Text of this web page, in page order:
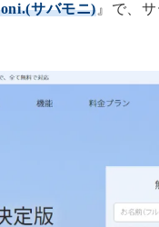
サバモニ) 』で、